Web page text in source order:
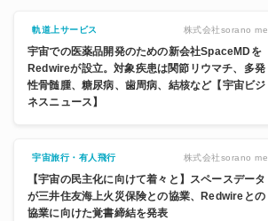
軌道上サービス 株式会社sorano me
宇宙での医薬品開発のための新会社SpaceMDを
Redwireが設立。対象疾患は関節リウマチ、多発
性骨髄腫、糖尿病、歯周病、結核など【宇宙ビジ
ネスニュース】
宇宙旅行・有人飛行 株式会社sorano me
【宇宙の民主化に向けて着々と】スペースデータ
が三井住友海上火災保険との協業、Redwireとの
協業に向けた覚書締結を発表